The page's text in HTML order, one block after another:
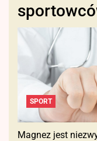
SPORT
Magnez jest